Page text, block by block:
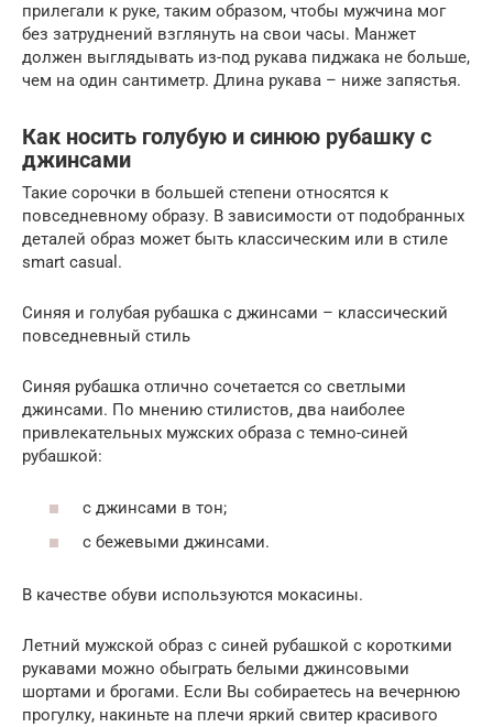
прилегали к руке, таким образом, чтобы мужчина мог
без затруднений взглянуть на свои часы. Манжет
должен выглядывать из-под рукава пиджака не больше,
чем на один сантиметр. Длина рукава – ниже запястья.
Как носить голубую и синюю рубашку с
джинсами
Такие сорочки в большей степени относятся к
повседневному образу. В зависимости от подобранных
деталей образ может быть классическим или в стиле
smart casual.
Синяя и голубая рубашка с джинсами – классический
повседневный стиль
Синяя рубашка отлично сочетается со светлыми
джинсами. По мнению стилистов, два наиболее
привлекательных мужских образа с темно-синей
рубашкой:
с джинсами в тон;
с бежевыми джинсами.
В качестве обуви используются мокасины.
Летний мужской образ с синей рубашкой с короткими
рукавами можно обыграть белыми джинсовыми
шортами и брогами. Если Вы собираетесь на вечернюю
прогулку, накиньте на плечи яркий свитер красивого